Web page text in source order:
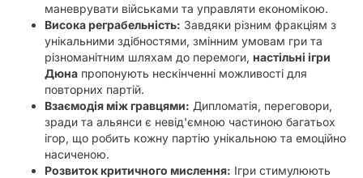
маневрувати військами та управляти економікою.
Висока реграбельність: Завдяки різним фракціям з
унікальними здібностями, змінним умовам гри та
різноманітним шляхам до перемоги, настільні ігри
Дюна пропонують нескінченні можливості для
повторних партій.
Взаємодія між гравцями: Дипломатія, переговори,
зради та альянси є невід'ємною частиною багатьох
ігор, що робить кожну партію унікальною та емоційно
насиченою.
Розвиток критичного мислення: Ігри стимулюють